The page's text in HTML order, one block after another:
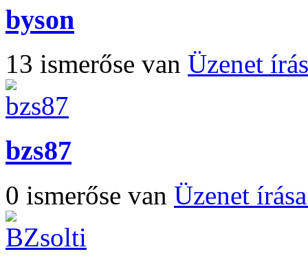
byson
13 ismerőse van Üzenet
bzs87
0 ismerőse van Üzenet